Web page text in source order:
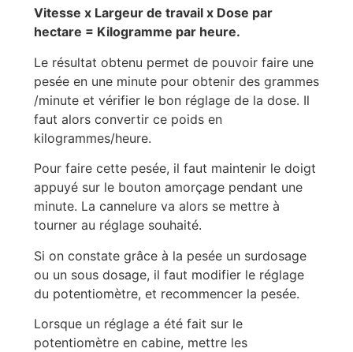
Vitesse x Largeur de travail x Dose par
hectare = Kilogramme par heure.
Le résultat obtenu permet de pouvoir faire une
pesée en une minute pour obtenir des grammes
/minute et vérifier le bon réglage de la dose. Il
faut alors convertir ce poids en
kilogrammes/heure.
Pour faire cette pesée, il faut maintenir le doigt
appuyé sur le bouton amorçage pendant une
minute. La cannelure va alors se mettre à
tourner au réglage souhaité.
Si on constate grâce à la pesée un surdosage
ou un sous dosage, il faut modifier le réglage
du potentiomètre, et recommencer la pesée.
Lorsque un réglage a été fait sur le
potentiomètre en cabine, mettre les